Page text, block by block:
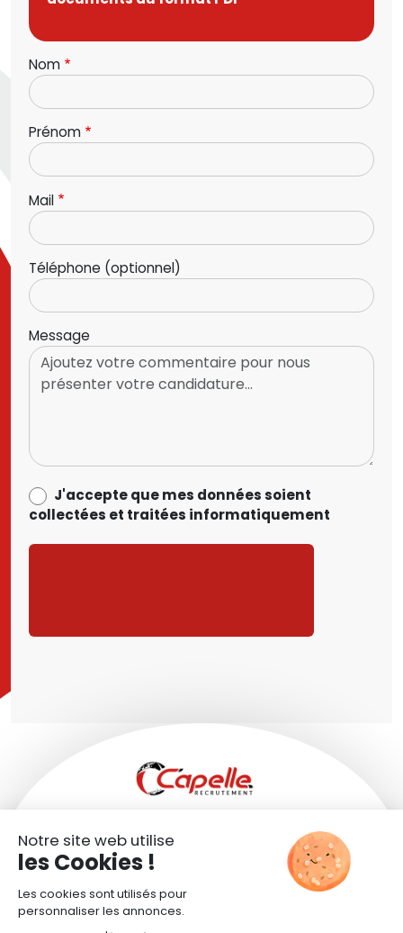
Nom
Prénom
Mail
Téléphone (optionnel)
Message
data_process_optin
J'accepte que mes données soient
collectées et traitées informatiquement
CANDIDATURE SPONTANÉE
SITE TRANSPORTS CAPELLE